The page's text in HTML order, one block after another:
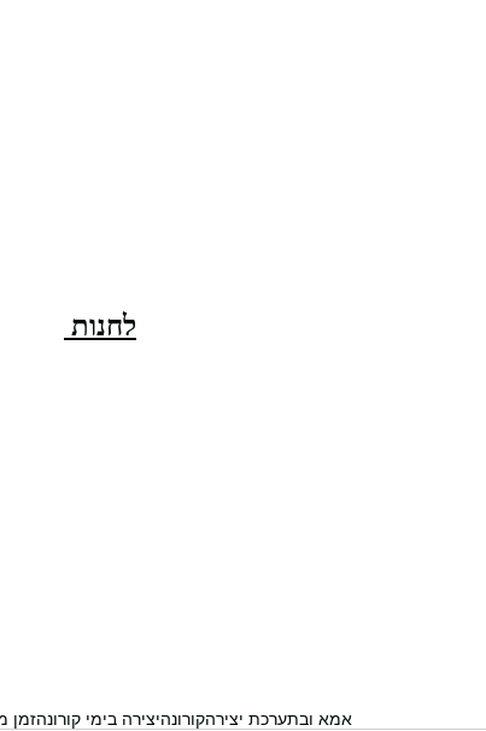
לחנות
אמא ובתערכת יצירהקורונהיצירה בימי קורונהזמן